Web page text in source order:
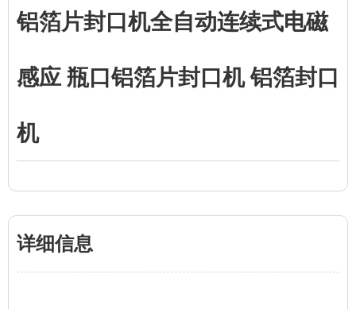
铝箔片封口机全自动连续式电磁
感应 瓶口铝箔片封口机 铝箔封口
机
详细信息